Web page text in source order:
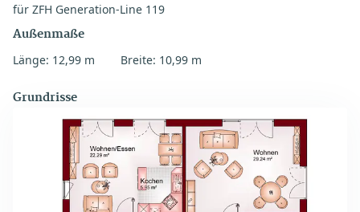
für ZFH Generation-Line 119
Außenmaße
Länge: 12,99 m Breite: 10,99 m
Grundrisse